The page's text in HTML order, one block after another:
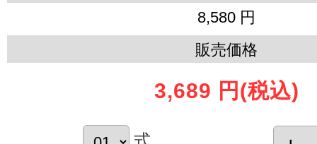
8,580 円
販売価格
3,689 円 (税込)